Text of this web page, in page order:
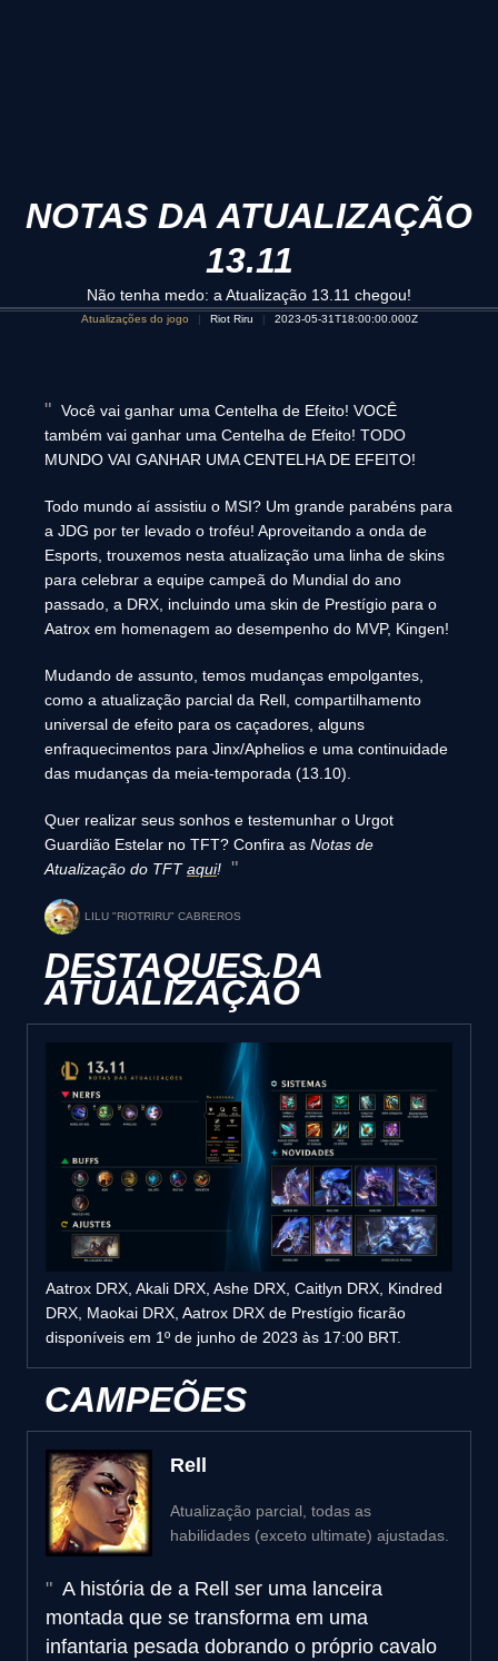
NOTAS DA ATUALIZAÇÃO
13.11
Não tenha medo: a Atualização 13.11 chegou!
Atualizações do jogo Riot Riru 2023-05-31T18:00:00.000Z
Você vai ganhar uma Centelha de Efeito! VOCÊ
também vai ganhar uma Centelha de Efeito! TODO
MUNDO VAI GANHAR UMA CENTELHA DE EFEITO!
Todo mundo aí assistiu o MSI? Um grande parabéns para
a JDG por ter levado o troféu! Aproveitando a onda de
Esports, trouxemos nesta atualização uma linha de skins
para celebrar a equipe campeã do Mundial do ano
passado, a DRX, incluindo uma skin de Prestígio para o
Aatrox em homenagem ao desempenho do MVP, Kingen!
Mudando de assunto, temos mudanças empolgantes,
como a atualização parcial da Rell, compartilhamento
universal de efeito para os caçadores, alguns
enfraquecimentos para Jinx/Aphelios e uma continuidade
das mudanças da meia-temporada (13.10).
Quer realizar seus sonhos e testemunhar o Urgot
Guardião Estelar no TFT? Confira as Notas de
Atualização do TFTaqui!
LILU "RIOTRIRU" CABREROS
DESTAQUES DA
ATUALIZAÇÃO
Aatrox DRX, Akali DRX, Ashe DRX, Caitlyn DRX, Kindred
DRX, Maokai DRX, Aatrox DRX de Prestígio ficarão
disponíveis em 1º de junho de 2023 às 17:00 BRT.
CAMPEÕES
Rell
Atualização parcial, todas as
habilidades (exceto ultimate) ajustadas.
A história de a Rell ser uma lanceira
montada que se transforma em uma
infantaria pesada dobrando o próprio cavalo